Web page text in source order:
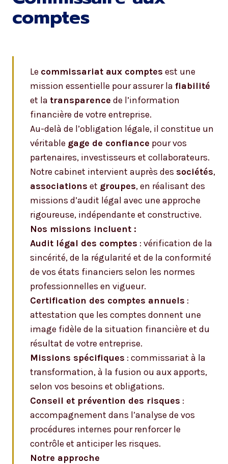
comptes
Le commissariat aux comptes est une
mission essentielle pour assurer la fiabilité
et la transparence de l’information
financière de votre entreprise.
Au-delà de l’obligation légale, il constitue un
véritable gage de confiance pour vos
partenaires, investisseurs et collaborateurs.
Notre cabinet intervient auprès des sociétés,
associations et groupes, en réalisant des
missions d’audit légal avec une approche
rigoureuse, indépendante et constructive.
Nos missions incluent :
Audit légal des comptes : vérification de la
sincérité, de la régularité et de la conformité
de vos états financiers selon les normes
professionnelles en vigueur.
Certification des comptes annuels :
attestation que les comptes donnent une
image fidèle de la situation financière et du
résultat de votre entreprise.
Missions spécifiques : commissariat à la
transformation, à la fusion ou aux apports,
selon vos besoins et obligations.
Conseil et prévention des risques :
accompagnement dans l’analyse de vos
procédures internes pour renforcer le
contrôle et anticiper les risques.
Notre approche